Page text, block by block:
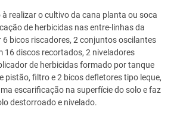
realizar o cultivo da cana planta ou soca
de herbicidas nas entre-linhas da
bicos riscadores, 2 conjuntos oscilantes
16 discos recortados, 2 niveladores
de herbicidas formado por tanque
pistão, filtro e 2 bicos defletores tipo leque,
escarificação na superfície do solo e faz
destorroado e nivelado.